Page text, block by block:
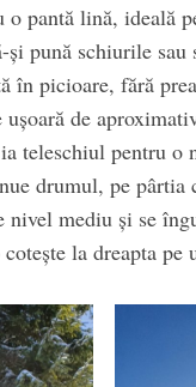
o pantă lină, ideală
și pună schiurile sau
în picioare, fără
ușoară de
teleschiul pentru o
drumul, pe pârtia
nivel mediu și se
la dreapta pe